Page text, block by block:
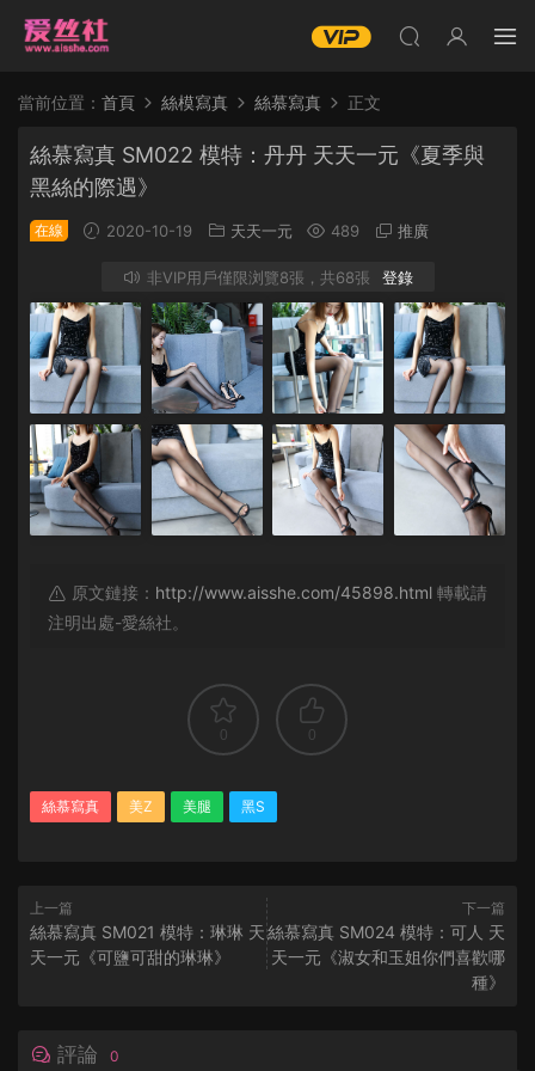
當前位置： 首頁 絲模寫真 絲慕寫真 正文
絲慕寫真 SM022 模特：丹丹 天天一元《夏季與
黑絲的際遇》
在線 2020-10-19 天天一元 489 推廣
非VIP用戶僅限浏覽8張，共68張 登錄
原文鏈接： http://www.aisshe.com/45898.html 轉載請
注明出處-愛絲社。
0 0
絲慕寫真 美Z 美腿 黑S
上一篇
絲慕寫真 SM021 模特：琳琳 天
天一元《可鹽可甜的琳琳》
下一篇
絲慕寫真 SM024 模特：可人 天
天一元《淑女和玉姐你們喜歡哪
種》
評論 0